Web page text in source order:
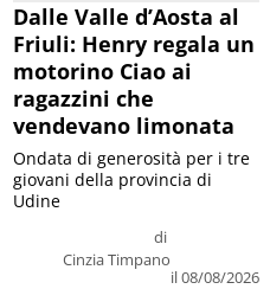
Dalle Valle d’Aosta al
Friuli: Henry regala un
motorino Ciao ai
ragazzini che
vendevano limonata
di
Cinzia Timpano
il 08/08/2026
Ondata di generosità per i tre
giovani della provincia di
Udine